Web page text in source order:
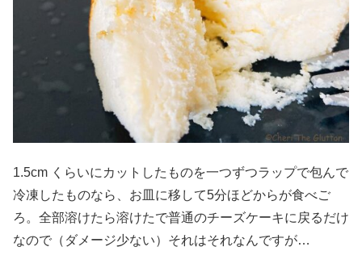
1.5cm くらいにカットしたものを一つずつラップで包んで
冷凍したものなら、お皿に移して5分ほどからが食べご
ろ。全部溶けたら溶けたで普通のチーズケーキに戻るだけ
なので（ダメージ少ない）それはそれなんですが…